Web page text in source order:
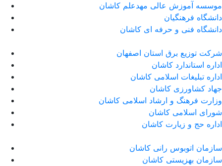
موسسه آموزش عالی مهدعلم کاشان
دانشگاه فرهنگیان
دانشگاه فنی و حرفه ای کاشان
شرکت توزیع برق استان اصفهان
اداره استاندارد كاشان
اداره تبلیغات اسلامی کاشان
جهاد کشاورزی کاشان
وزارت فرهنگ و ارشاد اسلامی کاشان
شورای اسلامی کاشان
اداره حج و زیارت کاشان
سازمان اتوبوس رانی کاشان
سازمان بهزیستی کاشان